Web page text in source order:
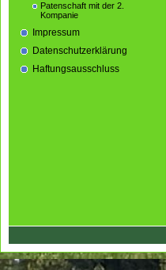
Patenschaft mit der 2.
Kompanie
Impressum
Datenschutzerklärung
Haftungsausschluss